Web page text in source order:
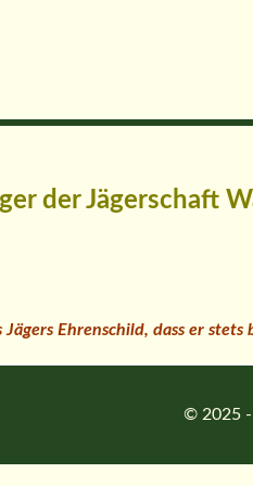
der Jägerschaft
Jägers Ehrenschild, dass er
© 2025 -